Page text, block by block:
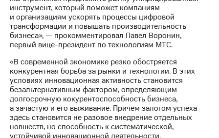
капитал
Контроль
и
аудит
Рынок
Описание
Программа
приобретения
Порядок
выкупа
акций
Дивиденды
инструмент, который поможет компаниям
и организациям ускорять процессы цифровой
трансформации и повышать производительность
бизнеса», — прокомментировал Павел Воронин,
первый вице-президент по технологиям МТС.
«В современной экономике резко обостряется
конкурентная борьба за рынки и технологии. В этих
условиях инновационная активность становится
безальтернативным фактором, определяющим
долгосрочную кокурентоспособность бизнеса,
а зачастую и его выживание. Причем залогом успеха
здесь становится не разовое внедрение отдельных
новшеств, но способность к систематической,